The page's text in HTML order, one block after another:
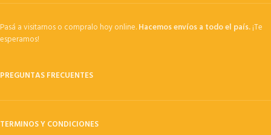
Pasá a visitarnos o compralo hoy online.Hacemos envíos a todo el país.¡Te
esperamos!
PREGUNTAS FRECUENTES
TERMINOS Y CONDICIONES